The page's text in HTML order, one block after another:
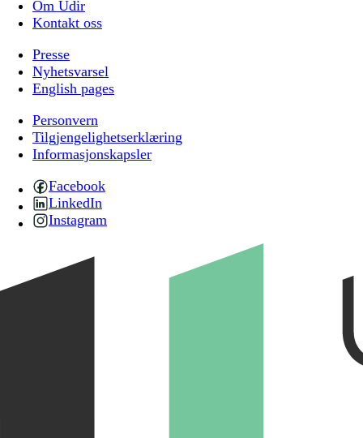
Om Udir
Kontakt oss
Presse
Nyhetsvarsel
English pages
Personvern
Tilgjengelighetserklæring
Informasjonskapsler
Facebook
LinkedIn
Instagram